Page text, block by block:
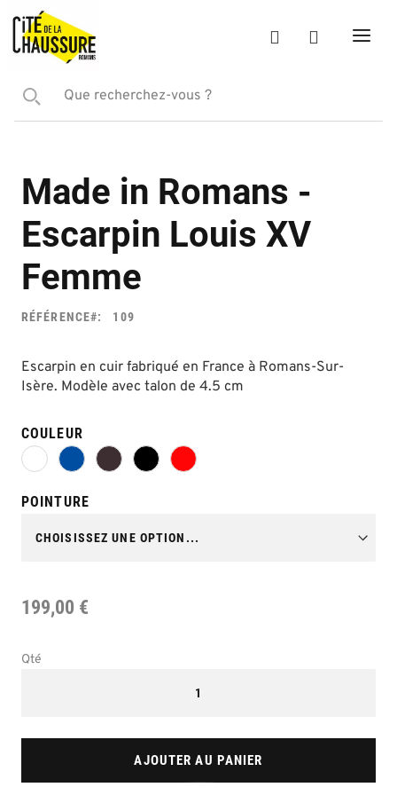
Made in Romans -
Escarpin Louis XV
Femme
RÉFÉRENCE 109
Escarpin en cuir fabriqué en France à Romans-Sur-
Isère. Modèle avec talon de 4.5 cm
COULEUR
POINTURE
199,00 €
Qté
AJOUTER AU PANIER